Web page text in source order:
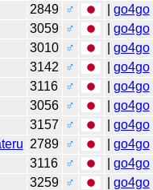
2849 ♂ go4go
3059 ♂ go4go
3010 ♂ go4go
3142 ♂ go4go
3116 ♂ go4go
3056 ♂ go4go
3157 ♂ go4go
2789 ♂ go4go
3116 ♂ go4go
3259 ♂ go4go